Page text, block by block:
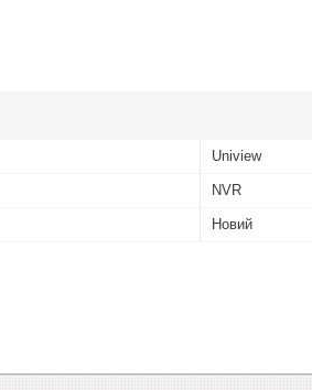
Uniview
NVR
Новий